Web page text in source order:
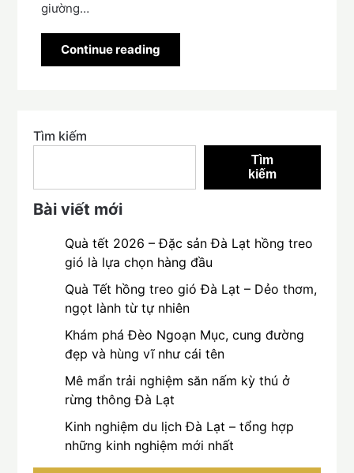
giường…
Continue reading
Tìm kiếm
Tìm
kiếm
Bài viết mới
Quà tết 2026 – Đặc sản Đà Lạt hồng treo
gió là lựa chọn hàng đầu
Quà Tết hồng treo gió Đà Lạt – Dẻo thơm,
ngọt lành từ tự nhiên
Khám phá Đèo Ngoạn Mục, cung đường
đẹp và hùng vĩ như cái tên
Mê mẩn trải nghiệm săn nấm kỳ thú ở
rừng thông Đà Lạt
Kinh nghiệm du lịch Đà Lạt – tổng hợp
những kinh nghiệm mới nhất